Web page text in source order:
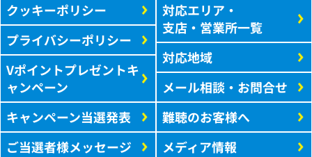
クッキーポリシー
プライバシーポリシー
Vポイントプレゼントキ
ャンペーン
キャンペーン当選発表
ご当選者様メッセージ
対応エリア・
支店・営業所一覧
対応地域
メール相談・お問合せ
難聴のお客様へ
メディア情報